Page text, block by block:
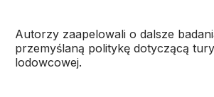
Autorzy zaapelowali o dalsze
przemyślaną politykę dotyczącą
lodowcowej.